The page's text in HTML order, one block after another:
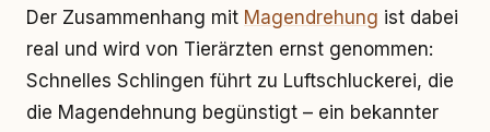
Der Zusammenhang mit Magendrehung ist dabei
real und wird von Tierärzten ernst genommen:
Schnelles Schlingen führt zu Luftschluckerei, die
die Magendehnung begünstigt – ein bekannter